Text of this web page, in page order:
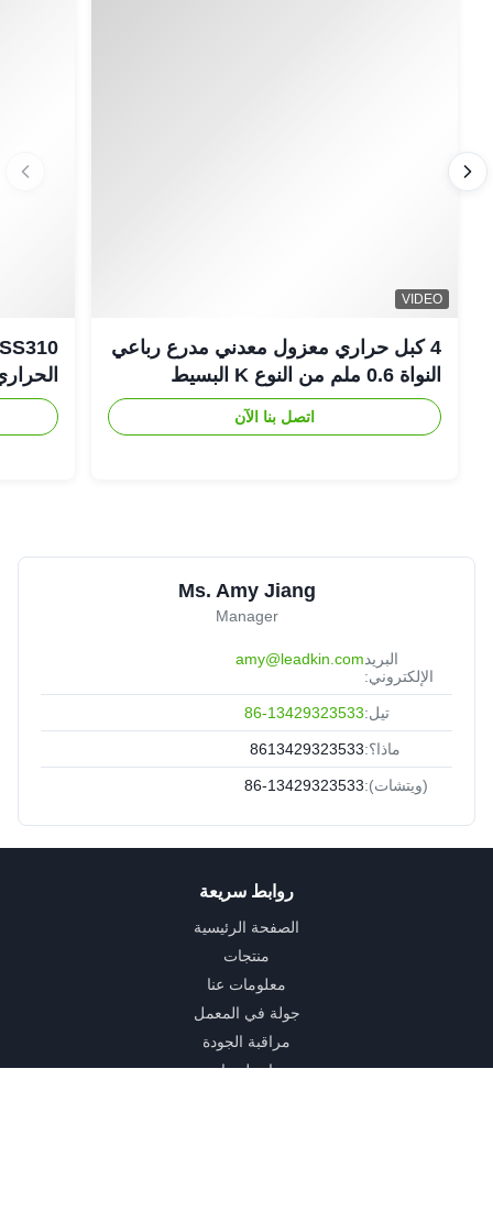
VIDEO
4 كبل حراري معزول معدني مدرع رباعي
النواة 0.6 ملم من النوع K البسيط
اتصل بنا الآن
Ms. Amy Jiang
Manager
البريد
الإلكتروني:
amy@leadkin.com
تيل:86-13429323533
ماذا؟:8613429323533
(ويتشات):86-13429323533
روابط سريعة
الصفحة الرئيسية
منتجات
معلومات عنا
جولة في المعمل
مراقبة الجودة
اتصل بنا